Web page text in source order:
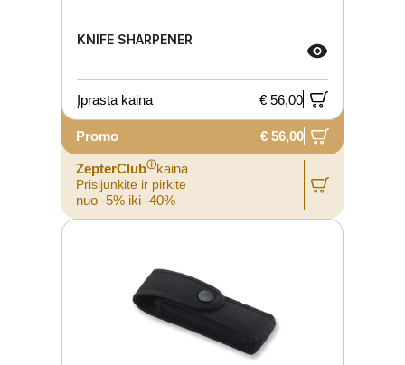
KNIFE SHARPENER
Įprasta kaina € 56,00
Promo € 56,00
ZepterClubⓘkaina
Prisijunkite ir pirkite
nuo -5% iki -40%